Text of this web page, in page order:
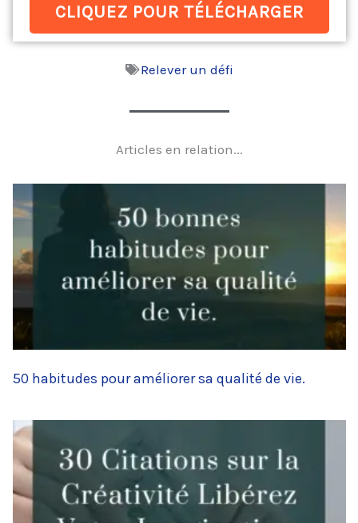
CLIQUEZ POUR TÉLÉCHARGER
Relever un défi
Articles en relation...
50 habitudes pour améliorer sa qualité de vie.